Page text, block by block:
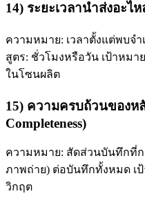
14) ระยะเวลานำส่งอะไ
ความหมาย: เวลาตั้งแต่พบจำ
สูตร: ชั่วโมงหรือวัน เป้าหมา
ในโซนผลิต
15) ความครบถ้วนของห
Completeness)
ความหมาย: สัดส่วนบันทึกที่
ภาพถ่าย) ต่อบันทึกทั้งหมด เป้
วิกฤต